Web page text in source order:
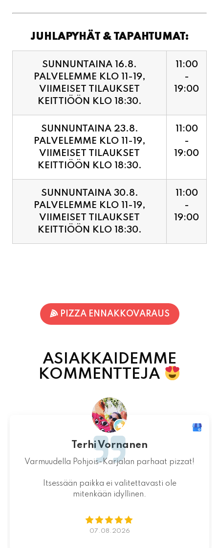
PALVELEMME KLO 11-19,
VIIMEISET TILAUKSET
KEITTIÖÖN KLO 18:30.
-
19:00
SUNNUNTAINA 23.8.
PALVELEMME KLO 11-19,
VIIMEISET TILAUKSET
KEITTIÖÖN KLO 18:30.
11:00
19:00
SUNNUNTAINA 30.8.
PALVELEMME KLO 11-19,
VIIMEISET TILAUKSET
KEITTIÖÖN KLO 18:30.
11:00
19:00
ASIAKKAIDEMME
Jaakko Kontturi
Maukas ruoka laadukkaista raaka-
aineista.Jälkiruoka kruunasi maukkaan pizzan.